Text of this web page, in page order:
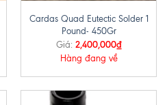
Cardas Quad Eutectic Solder 1
Pound- 450Gr
Giá: 2,400,000₫
Hàng đang về